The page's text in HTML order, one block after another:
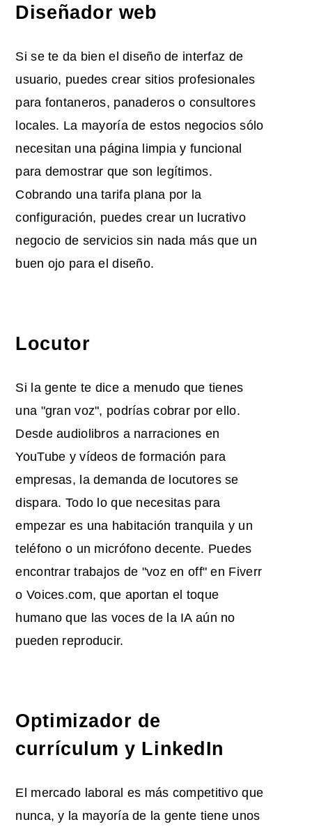
Diseñador web
Si se te da bien el diseño de interfaz de
usuario, puedes crear sitios profesionales
para fontaneros, panaderos o consultores
locales. La mayoría de estos negocios sólo
necesitan una página limpia y funcional
para demostrar que son legítimos.
Cobrando una tarifa plana por la
configuración, puedes crear un lucrativo
negocio de servicios sin nada más que un
buen ojo para el diseño.
Locutor
Si la gente te dice a menudo que tienes
una "gran voz", podrías cobrar por ello.
Desde audiolibros a narraciones en
YouTube y vídeos de formación para
empresas, la demanda de locutores se
dispara. Todo lo que necesitas para
empezar es una habitación tranquila y un
teléfono o un micrófono decente. Puedes
encontrar trabajos de "voz en off" en Fiverr
o Voices.com, que aportan el toque
humano que las voces de la IA aún no
pueden reproducir.
Optimizador de
currículum y LinkedIn
El mercado laboral es más competitivo que
nunca, y la mayoría de la gente tiene unos